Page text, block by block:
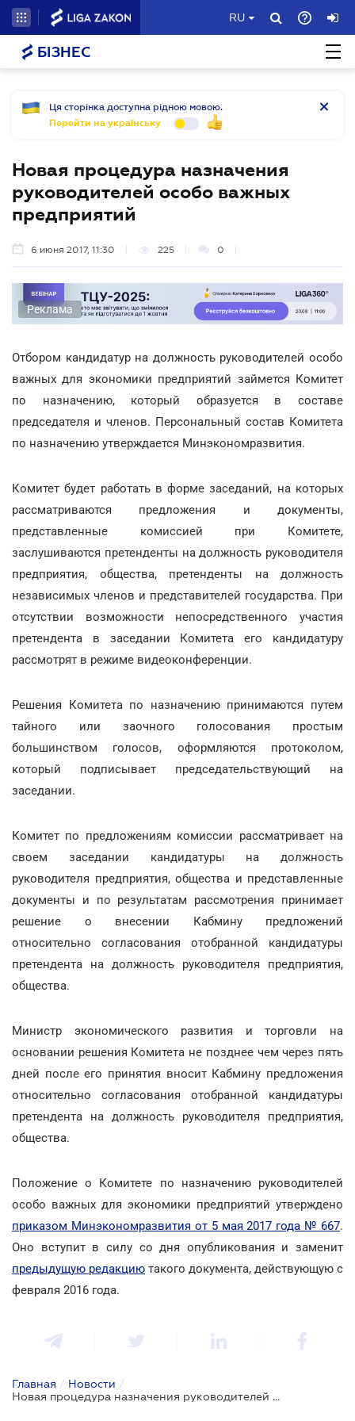
RU
БІЗНЕС
Ця сторінка доступна рідною мовою.
Перейти на українську
Новая процедура назначения
руководителей особо важных
предприятий
6 июня 2017, 11:30 225 0
Реклама
Отбором кандидатур на должность руководителей особо
важных для экономики предприятий займется Комитет
по назначению, который образуется в составе
председателя и членов. Персональный состав Комитета
по назначению утверждается Минэкономразвития.
Комитет будет работать в форме заседаний, на которых
рассматриваются предложения и документы,
представленные комиссией при Комитете,
заслушиваются претенденты на должность руководителя
предприятия, общества, претенденты на должность
независимых членов и представителей государства. При
отсутствии возможности непосредственного участия
претендента в заседании Комитета его кандидатуру
рассмотрят в режиме видеоконференции.
Решения Комитета по назначению принимаются путем
тайного или заочного голосования простым
большинством голосов, оформляются протоколом,
который подписывает председательствующий на
заседании.
Комитет по предложениям комиссии рассматривает на
своем заседании кандидатуры на должность
руководителя предприятия, общества и представленные
документы и по результатам рассмотрения принимает
решение о внесении Кабмину предложений
относительно согласования отобранной кандидатуры
претендента на должность руководителя предприятия,
общества.
Министр экономического развития и торговли на
основании решения Комитета не позднее чем через пять
дней после его принятия вносит Кабмину предложения
относительно согласования отобранной кандидатуры
претендента на должность руководителя предприятия,
общества.
Положение о Комитете по назначению руководителей
особо важных для экономики предприятий утверждено
приказом Минэкономразвития от 5 мая 2017 года № 667.
Оно вступит в силу со дня опубликования и заменит
предыдущую редакцию такого документа, действующую с
февраля 2016 года.
Главная / Новости /
Новая процедура назначения руководителей особо важных предприятий